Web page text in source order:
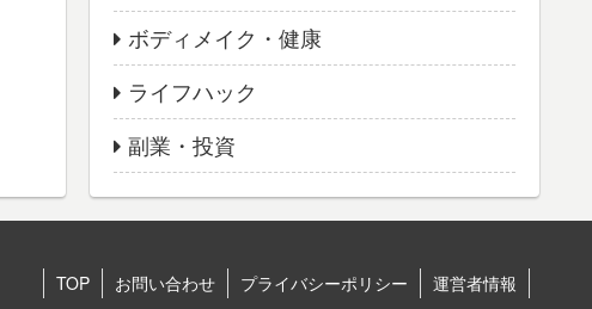
ボディメイク・健康
ライフハック
副業・投資
TOP お問い合わせ プライバシーポリシー 運営者情報